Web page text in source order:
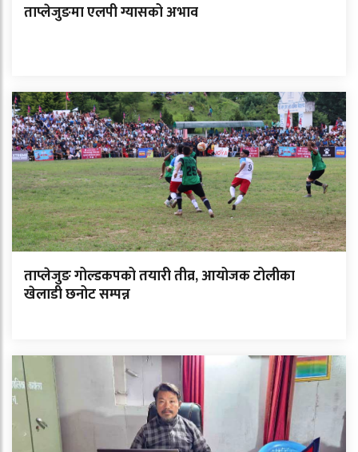
ताप्लेजुङमा एलपी ग्यासको अभाव
ताप्लेजुङ गोल्डकपको तयारी तीव्र, आयोजक टोलीका
खेलाडी छनोट सम्पन्न